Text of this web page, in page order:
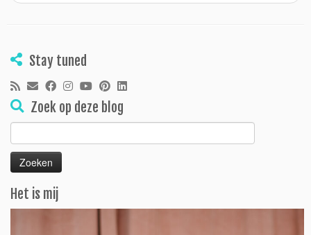
Stay tuned
Zoek op deze blog
Zoeken
naar:
Het is mij